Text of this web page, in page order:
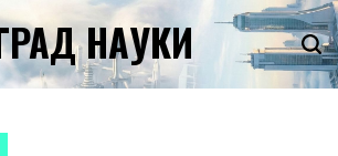
НАУКИ